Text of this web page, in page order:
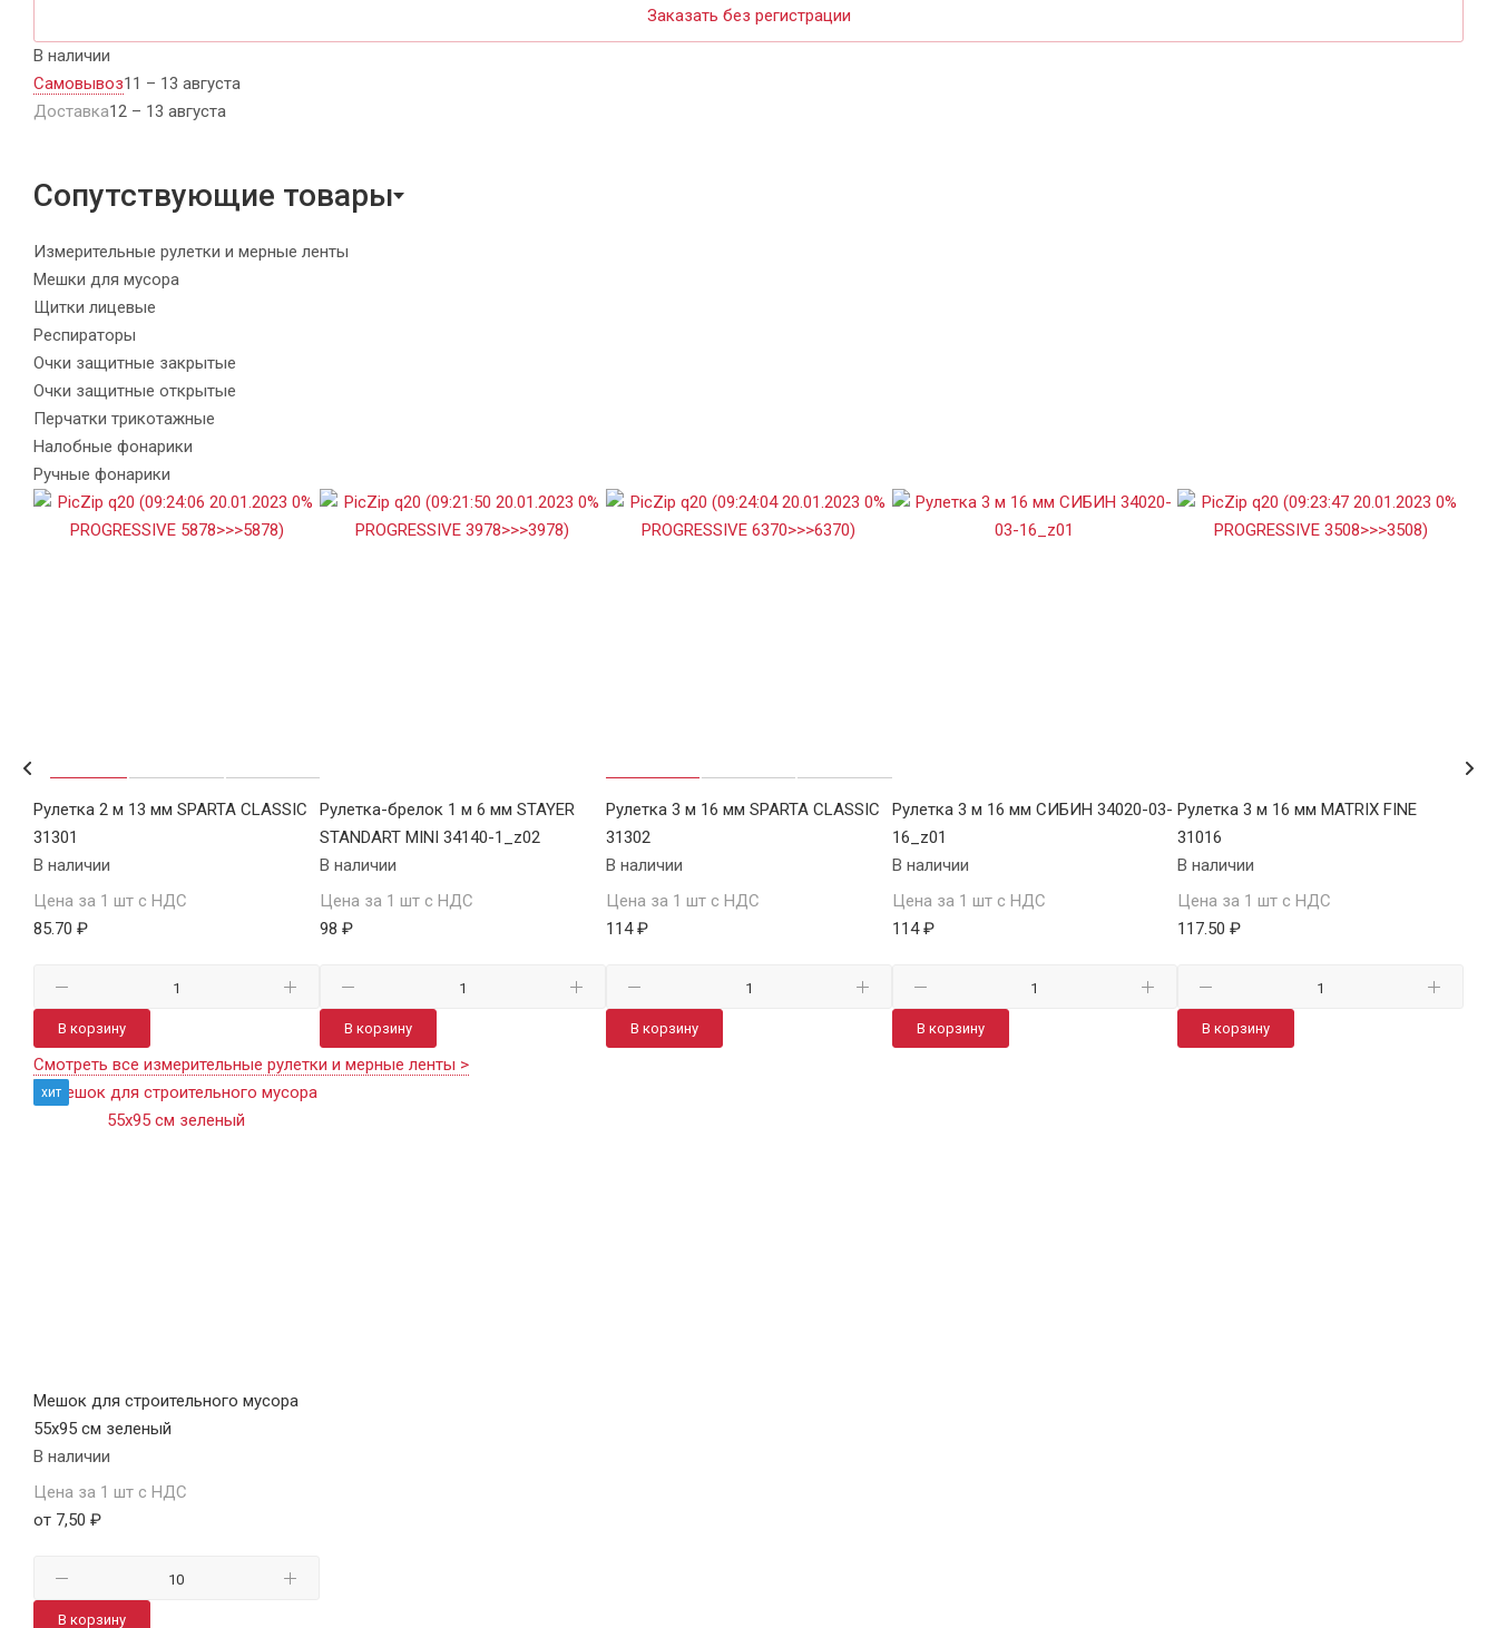
Заказать без регистрации
В наличии
Самовывоз11 – 13 августа
Доставка12 – 13 августа
Сопутствующие товары
Измерительные рулетки и мерные ленты
Мешки для мусора
Щитки лицевые
Респираторы
Очки защитные закрытые
Очки защитные открытые
Перчатки трикотажные
Налобные фонарики
Ручные фонарики
Рулетка 2 м 13 мм SPARTA CLASSIC
31301
В наличии
Цена за 1 шт с НДС
85.70 ₽
В корзину
Рулетка-брелок 1 м 6 мм STAYER
STANDART MINI 34140-1_z02
В наличии
Цена за 1 шт с НДС
98 ₽
В корзину
Рулетка 3 м 16 мм SPARTA CLASSIC
31302
В наличии
Цена за 1 шт с НДС
114 ₽
В корзину
Рулетка 3 м 16 мм СИБИН 34020-03-
16_z01
В наличии
Цена за 1 шт с НДС
114 ₽
В корзину
Рулетка 3 м 16 мм MATRIX FINE
31016
В наличии
Цена за 1 шт с НДС
117.50 ₽
В корзину
Смотреть все измерительные рулетки и мерные ленты >
хит
Мешок для строительного мусора
55х95 см зеленый
В наличии
Цена за 1 шт с НДС
от 7,50 ₽
В корзину